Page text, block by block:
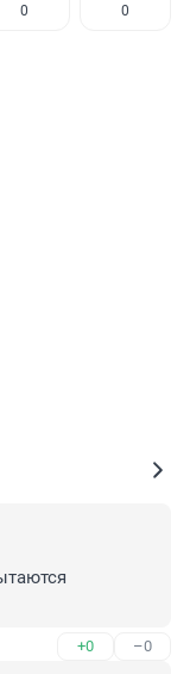
0 0
+0 –0